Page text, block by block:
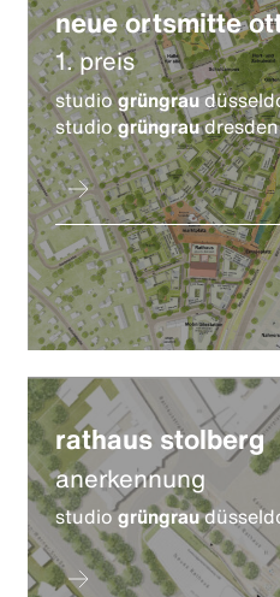
neue ortsmitte
1. preis
studiogrüngrau
studiogrüngraudresden
rathaus stolberg
anerkennung
studiogrüngrau